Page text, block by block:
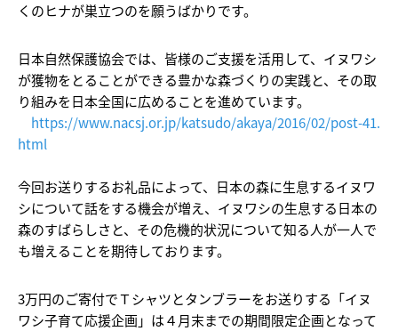
くのヒナが巣立つのを願うばかりです。
日本自然保護協会では、皆様のご支援を活用して、 イヌワシ
が獲物をとることができる豊かな森づくりの実践と、 その取
り組みを日本全国に広めることを進めています。
https://www.nacsj.or.jp/katsudo/akaya/2016/02/post-41.
html
今回お送りするお礼品によって、 日本の森に生息するイヌワ
シについて話をする機会が増え、イヌワシの生息する日本の
森のすばらしさと、 その危機的状況について知る人が一人で
も増えることを期待しております。
3万円のご寄付でＴシャツとタンブラーをお送りする「イヌ
ワシ子育て応援企画」は４月末までの期間限定企画となって